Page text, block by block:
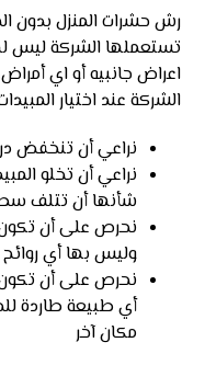
رش حشرات المنزل بدون
تستعملها الشركة ليس
اعراض جانبيه أو اي
الشركة عند اختيار
نراعي أن تنخفض
نراعي أن تخلو
شأنها أن تتلف
نحرص على أن تكون
وليس بها أي روائح
نحرص على أن تكون
أي طبيعة طاردة
مكان آخر